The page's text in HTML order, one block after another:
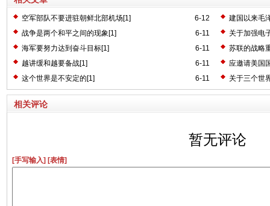
6-12
空军部队不要进驻朝鲜北部机场[1]
建国以来毛
6-11
战争是两个和平之间的现象[1]
关于加强电
6-11
海军要努力达到奋斗目标[1]
苏联的战略
6-11
越讲缓和越要备战[1]
应邀请美国
6-11
这个世界是不安定的[1] 关于三个世
相关评论
暂无评论
[手写输入] [表情]